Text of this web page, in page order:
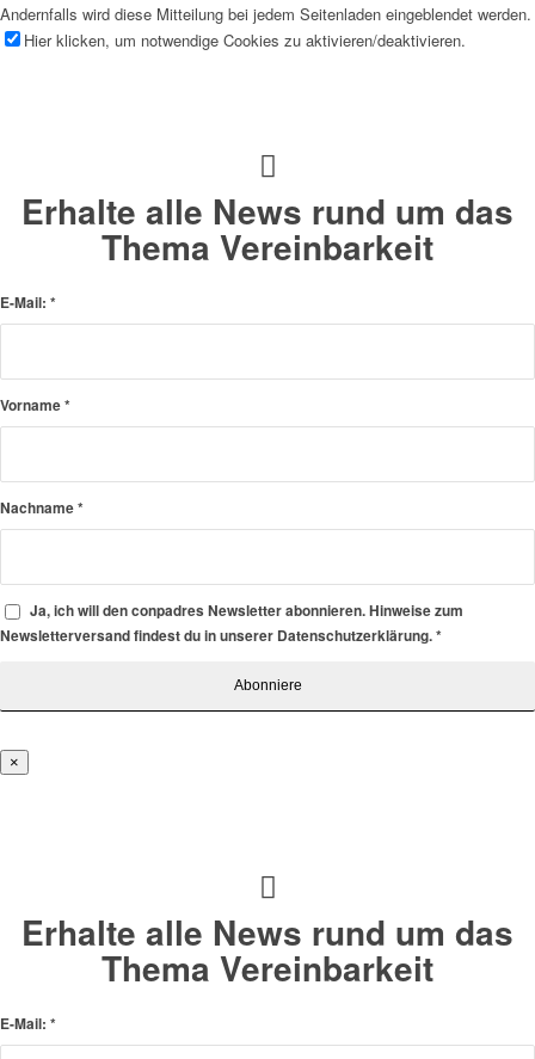
Andernfalls wird diese Mitteilung bei jedem Seitenladen eingeblendet werden.
Hier klicken, um notwendige Cookies zu aktivieren/deaktivieren.
Erhalte alle News rund um das
Thema Vereinbarkeit
E-Mail: *
Vorname*
Nachname*
Ja, ich will den conpadres Newsletter abonnieren. Hinweise zum
Newsletterversand findest du in unserer Datenschutzerklärung.*
×
Erhalte alle News rund um das
Thema Vereinbarkeit
E-Mail: *